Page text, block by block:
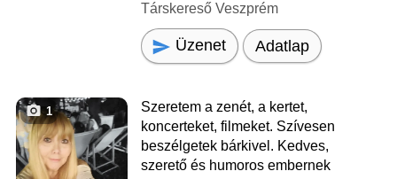
Társkereső Veszprém
Üzenet Adatlap
1
Szeretem a zenét, a kertet,
koncerteket, filmeket. Szívesen
beszélgetek bárkivel. Kedves,
szerető és humoros embernek